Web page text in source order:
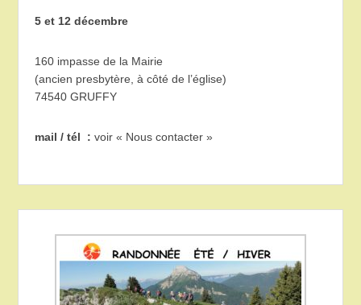
5 et 12 décembre
160 impasse de la Mairie
(ancien presbytère, à côté de l’église)
74540 GRUFFY
mail / tél :voir « Nous contacter »